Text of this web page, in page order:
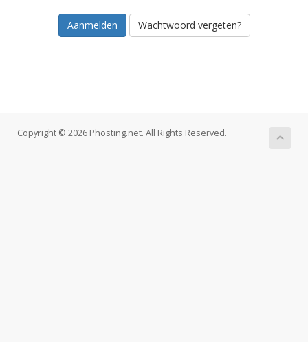
Wachtwoord vergeten?
Copyright © 2026 Phosting.net. All Rights Reserved.